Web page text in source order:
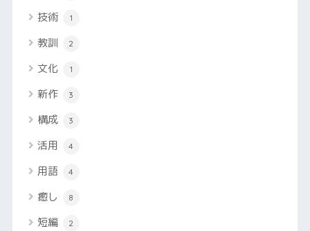
技術 1
教訓 2
文化 1
新作 3
構成 3
活用 4
用語 4
癒し 8
短編 2